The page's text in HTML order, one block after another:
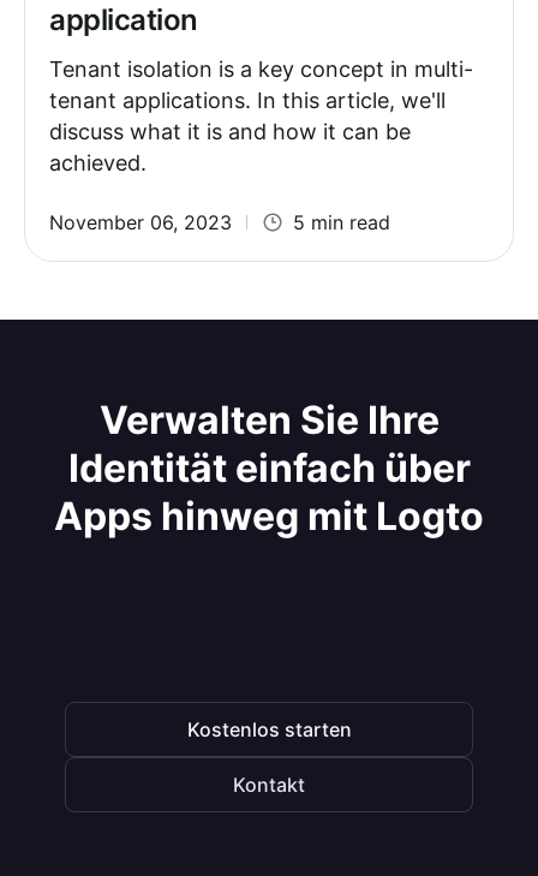
application
Tenant isolation is a key concept in multi-
tenant applications. In this article, we'll
discuss what it is and how it can be
achieved.
November 06, 2023 5 min read
Verwalten Sie Ihre
Identität einfach über
Apps hinweg mit Logto
Kostenlos starten
Kontakt